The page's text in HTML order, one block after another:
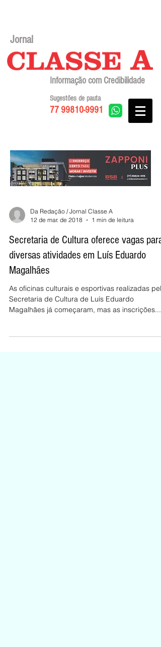
Jornal
Informação com Credibilidade
77 99810-9991
Sugestões de pauta
Da Redação / Jornal Classe A
12 de mar. de 2018
1 min de leitura
Secretaria de Cultura oferece vagas para
diversas atividades em Luís Eduardo
Magalhães
As oficinas culturais e esportivas realizadas pela
Secretaria de Cultura de Luís Eduardo
Magalhães já começaram, mas as inscrições...